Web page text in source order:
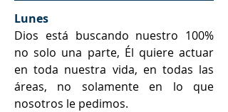
Lunes
Dios está buscando nuestro 100%
no solo una parte, Él quiere actuar
en toda nuestra vida, en todas las
áreas, no solamente en lo que
nosotros le pedimos.